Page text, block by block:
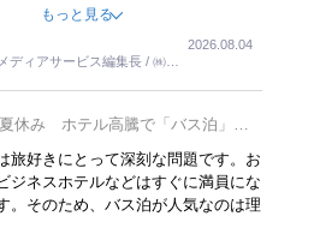
意味で、金曜夜にこのようなイベン
、日本人に限らず外国人にとっても
でしょうね。
もっと見る
ディアサービス編集長 / ㈱ツ
2026.08.04
休み ホテル高騰で「バス泊」人
旅好きにとって深刻な問題です。お
ジネスホテルなどはすぐに満員にな
。そのため、バス泊が人気なのは理